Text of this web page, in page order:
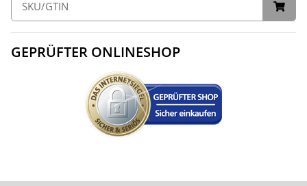
GEPRÜFTER ONLINESHOP